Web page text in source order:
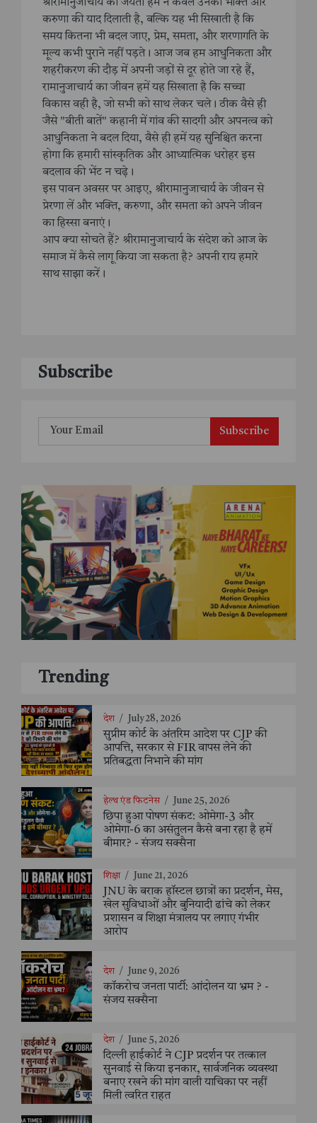
श्रीरामानुजाचार्य की जयंती हमें न केवल उनकी भक्ति और
करुणा की याद दिलाती है, बल्कि यह भी सिखाती है कि
समय कितना भी बदल जाए, प्रेम, समता, और शरणागति के
मूल्य कभी पुराने नहीं पड़ते। आज जब हम आधुनिकता और
शहरीकरण की दौड़ में अपनी जड़ों से दूर होते जा रहे हैं,
रामानुजाचार्य का जीवन हमें यह सिखाता है कि सच्चा
विकास वही है, जो सभी को साथ लेकर चले। ठीक वैसे ही
जैसे "बीती बातें" कहानी में गांव की सादगी और अपनत्व को
आधुनिकता ने बदल दिया, वैसे ही हमें यह सुनिश्चित करना
होगा कि हमारी सांस्कृतिक और आध्यात्मिक धरोहर इस
बदलाव की भेंट न चढ़े।
इस पावन अवसर पर आइए, श्रीरामानुजाचार्य के जीवन से
प्रेरणा लें और भक्ति, करुणा, और समता को अपने जीवन
का हिस्सा बनाएं।
आप क्या सोचते हैं? श्रीरामानुजाचार्य के संदेश को आज के
समाज में कैसे लागू किया जा सकता है? अपनी राय हमारे
साथ साझा करें।
Subscribe
Subscribe
Trending
देश / July 28, 2026
सुप्रीम कोर्ट के अंतरिम आदेश पर CJP की
आपत्ति, सरकार से FIR वापस लेने की
प्रतिबद्धता निभाने की मांग
हेल्थ एंड फिटनेस / June 25, 2026
छिपा हुआ पोषण संकट: ओमेगा-3 और
ओमेगा-6 का असंतुलन कैसे बना रहा है हमें
बीमार? - संजय सक्सैना
शिक्षा / June 21, 2026
JNU के बराक हॉस्टल छात्रों का प्रदर्शन, मेस,
खेल सुविधाओं और बुनियादी ढांचे को लेकर
प्रशासन व शिक्षा मंत्रालय पर लगाए गंभीर
आरोप
देश / June 9, 2026
कॉकरोच जनता पार्टी: आंदोलन या भ्रम ? -
संजय सक्सैना
देश / June 5, 2026
दिल्ली हाईकोर्ट ने CJP प्रदर्शन पर तत्काल
सुनवाई से किया इनकार, सार्वजनिक व्यवस्था
बनाए रखने की मांग वाली याचिका पर नहीं
मिली त्वरित राहत